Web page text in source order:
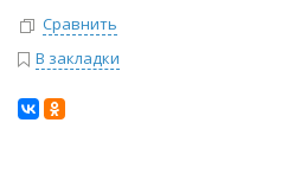
Сравнить
В закладки